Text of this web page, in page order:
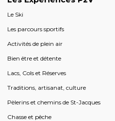
Le Ski
Les parcours sportifs
Activités de plein air
Bien être et détente
Lacs, Cols et Réserves
Traditions, artisanat, culture
Pèlerins et chemins de St-Jacques
Chasse et pêche